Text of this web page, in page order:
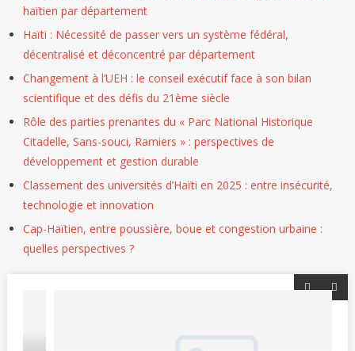
haïtien par département
Haïti : Nécessité de passer vers un système fédéral,
décentralisé et déconcentré par département
Changement à l’UEH : le conseil exécutif face à son bilan
scientifique et des défis du 21ème siècle
Rôle des parties prenantes du « Parc National Historique
Citadelle, Sans-souci, Ramiers » : perspectives de
développement et gestion durable
Classement des universités d’Haïti en 2025 : entre insécurité,
technologie et innovation
Cap-Haïtien, entre poussière, boue et congestion urbaine :
quelles perspectives ?